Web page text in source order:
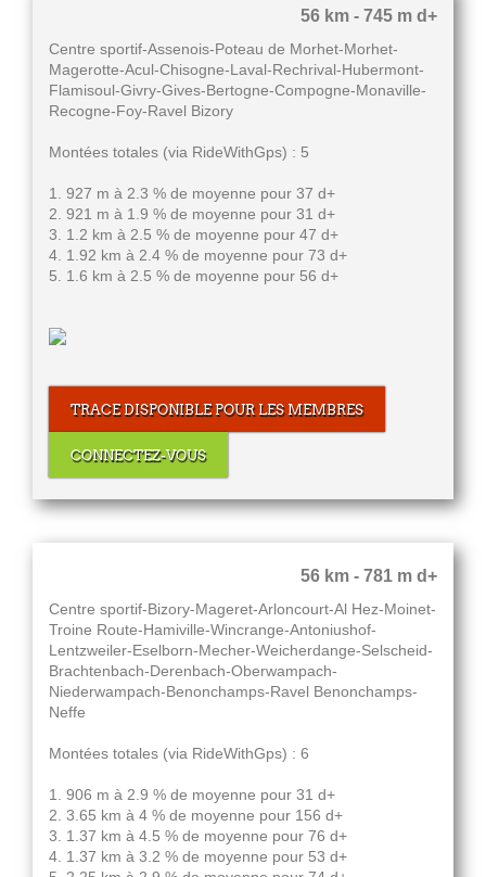
56 km - 745 m d+
Centre sportif-Assenois-Poteau de Morhet-Morhet-
Magerotte-Acul-Chisogne-Laval-Rechrival-Hubermont-
Flamisoul-Givry-Gives-Bertogne-Compogne-Monaville-
Recogne-Foy-Ravel Bizory
Montées totales (via RideWithGps) : 5
1. 927 m à 2.3 % de moyenne pour 37 d+
2. 921 m à 1.9 % de moyenne pour 31 d+
3. 1.2 km à 2.5 % de moyenne pour 47 d+
4. 1.92 km à 2.4 % de moyenne pour 73 d+
5. 1.6 km à 2.5 % de moyenne pour 56 d+
TRACE DISPONIBLE POUR LES MEMBRES
CONNECTEZ-VOUS
56 km - 781 m d+
Centre sportif-Bizory-Mageret-Arloncourt-Al Hez-Moinet-
Troine Route-Hamiville-Wincrange-Antoniushof-
Lentzweiler-Eselborn-Mecher-Weicherdange-Selscheid-
Brachtenbach-Derenbach-Oberwampach-
Niederwampach-Benonchamps-Ravel Benonchamps-
Neffe
Montées totales (via RideWithGps) : 6
1. 906 m à 2.9 % de moyenne pour 31 d+
2. 3.65 km à 4 % de moyenne pour 156 d+
3. 1.37 km à 4.5 % de moyenne pour 76 d+
4. 1.37 km à 3.2 % de moyenne pour 53 d+